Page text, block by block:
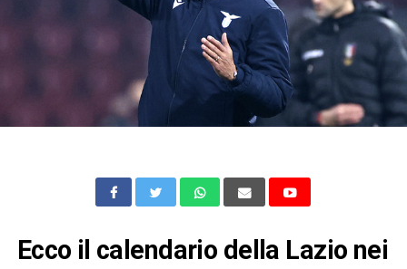
Ecco il calendario della Lazio nei